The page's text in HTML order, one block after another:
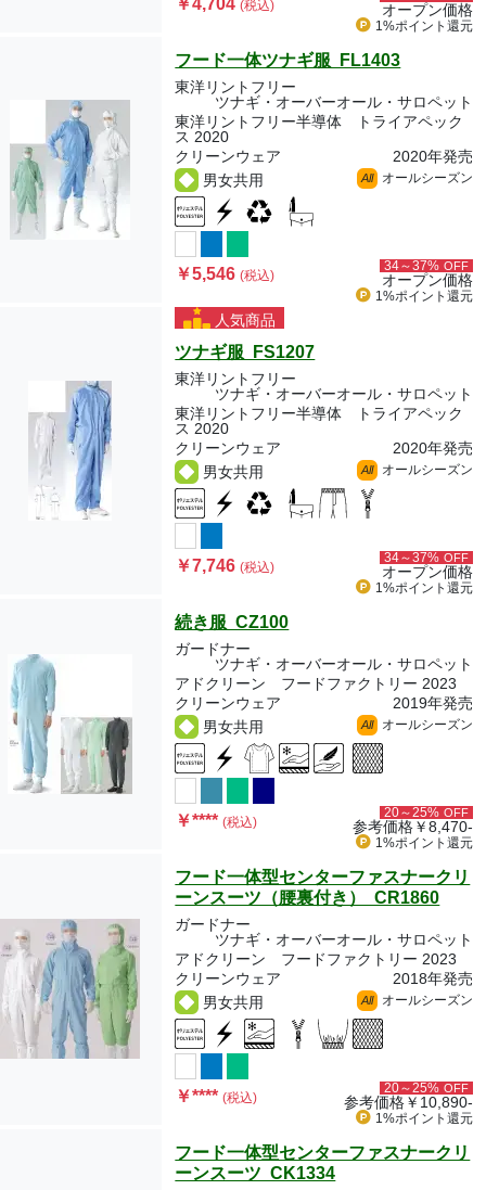
￥4,704(税込) オープン価格
1%ポイント 還元
フード一体ツナギ服 FL1403
東洋リントフリー
ツナギ・オーバーオール・サロペット
東洋リントフリー半導体 トライアペック
ス 2020
クリーンウェア
2020年発売
男女共用
All オールシーズン
￥5,546(税込)
34～37% OFF
オープン価格
1%ポイント 還元
人気商品
ツナギ服 FS1207
東洋リントフリー
ツナギ・オーバーオール・サロペット
東洋リントフリー半導体 トライアペック
ス 2020
クリーンウェア
2020年発売
男女共用
All オールシーズン
￥7,746(税込)
34～37% OFF
オープン価格
1%ポイント 還元
続き服 CZ100
ガードナー
ツナギ・オーバーオール・サロペット
アドクリーン フードファクトリー 2023
クリーンウェア
2019年発売
男女共用
All オールシーズン
￥**** (税込)
20～25% OFF
参考価格￥8,470-
1%ポイント 還元
フード一体型センターファスナークリ
ーンスーツ（腰裏付き） CR1860
ガードナー
ツナギ・オーバーオール・サロペット
アドクリーン フードファクトリー 2023
クリーンウェア
2018年発売
男女共用
All オールシーズン
￥**** (税込)
20～25% OFF
参考価格￥10,890-
1%ポイント 還元
フード一体型センターファスナークリ
ーンスーツ CK1334